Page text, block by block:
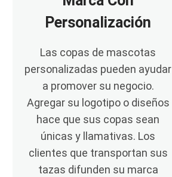
Personalización
Las copas de mascotas
personalizadas pueden ayudar
a promover su negocio.
Agregar su logotipo o diseños
hace que sus copas sean
únicas y llamativas. Los
clientes que transportan sus
tazas difunden su marca